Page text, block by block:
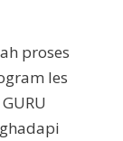
proses
les